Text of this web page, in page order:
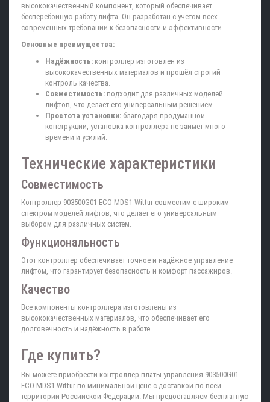
высококачественный компонент, который обеспечивает
бесперебойную работу лифта. Он разработан с учётом всех
современных требований к безопасности и эффективности.
Основные преимущества:
Надёжность: контроллер изготовлен из
высококачественных материалов и прошёл строгий
контроль качества.
Совместимость: подходит для различных моделей
лифтов, что делает его универсальным решением.
Простота установки: благодаря продуманной
конструкции, установка контроллера не займёт много
времени и усилий.
Технические характеристики
Совместимость
Контроллер 903500G01 ECO MDS1 Wittur совместим с широким
спектром моделей лифтов, что делает его универсальным
выбором для различных систем.
Функциональность
Этот контроллер обеспечивает точное и надёжное управление
лифтом, что гарантирует безопасность и комфорт пассажиров.
Качество
Все компоненты контроллера изготовлены из
высококачественных материалов, что обеспечивает его
долговечность и надёжность в работе.
Где купить?
Вы можете приобрести контроллер платы управления 903500G01
ECO MDS1 Wittur по минимальной цене с доставкой по всей
территории Российской Федерации. Мы предоставляем бесплатную